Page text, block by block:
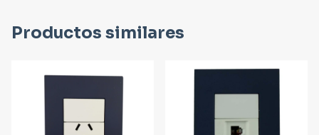
Productos similares